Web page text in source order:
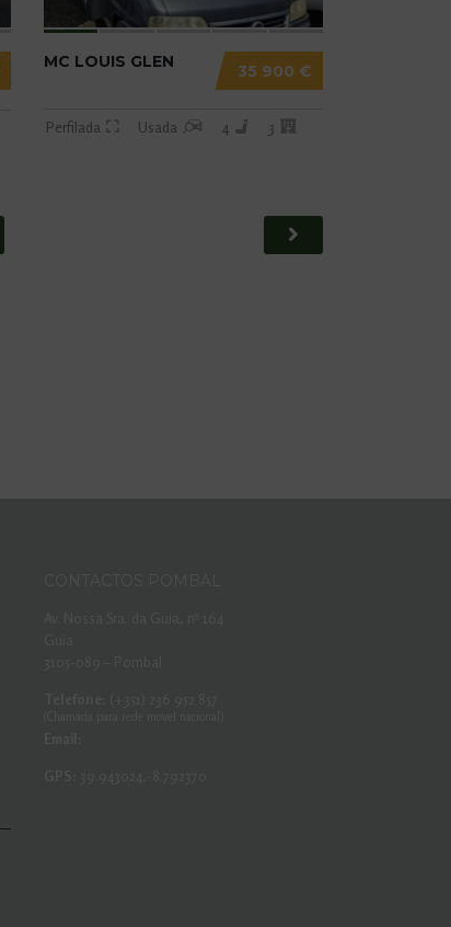
35 900 €
MC LOUIS GLEN
Perfilada Usada 4 3